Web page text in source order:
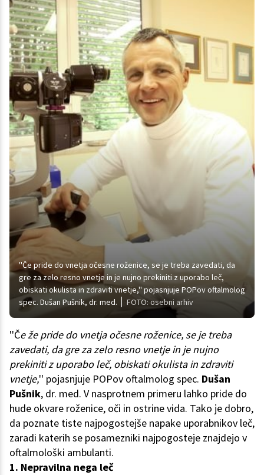
''Če pride do vnetja očesne roženice, se je treba zavedati, da
gre za zelo resno vnetje in je nujno prekiniti z uporabo leč,
obiskati okulista in zdraviti vnetje,'' pojasnjuje POPov oftalmolog
spec. Dušan Pušnik, dr. med.
FOTO: osebni arhiv
''Če že pride do vnetja očesne roženice, se je treba
zavedati, da gre za zelo resno vnetje in je nujno
prekiniti z uporabo leč, obiskati okulista in zdraviti
vnetje,'' pojasnjuje POPov oftalmolog spec. Dušan
Pušnik, dr. med. V nasprotnem primeru lahko pride do
hude okvare roženice, oči in ostrine vida. Tako je dobro,
da poznate tiste najpogostejše napake uporabnikov leč,
zaradi katerih se posamezniki najpogosteje znajdejo v
oftalmološki ambulanti.
1. Nepravilna nega leč